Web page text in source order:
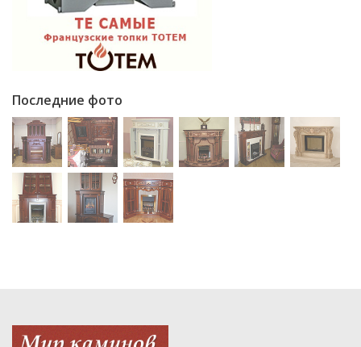
Последние фото